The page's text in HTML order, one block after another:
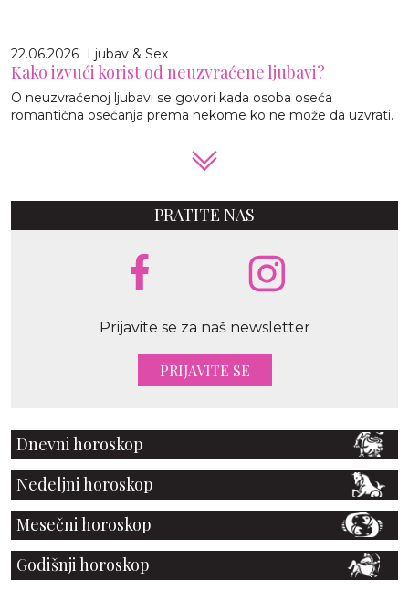
22.06.2026 Ljubav & Sex
Kako izvući korist od neuzvraćene ljubavi?
O neuzvraćenoj ljubavi se govori kada osoba oseća
romantična osećanja prema nekome ko ne može da uzvrati.
PRATITE NAS
Prijavite se za naš newsletter
PRIJAVITE SE
Dnevni horoskop
Nedeljni horoskop
Mesečni horoskop
Godišnji horoskop